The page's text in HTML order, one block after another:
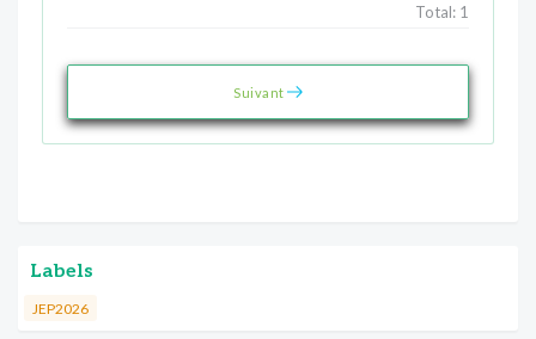
Total: 1
Suivant
Labels
JEP2026